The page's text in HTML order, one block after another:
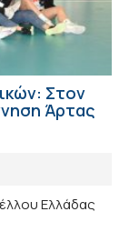
Στον
Άρτας
Ελλάδας